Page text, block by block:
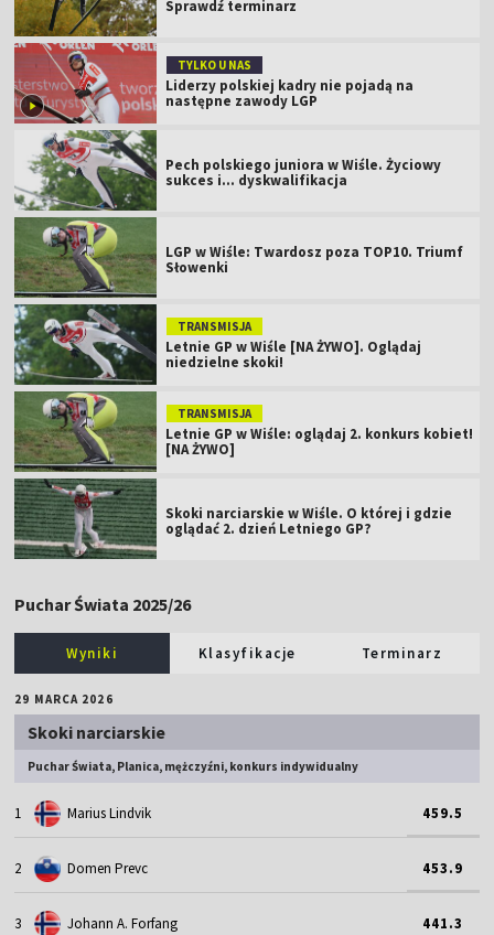
Sprawdź terminarz
TYLKO U NAS
Liderzy polskiej kadry nie pojadą na
następne zawody LGP
Pech polskiego juniora w Wiśle. Życiowy
sukces i... dyskwalifikacja
LGP w Wiśle: Twardosz poza TOP10. Triumf
Słowenki
TRANSMISJA
Letnie GP w Wiśle [NA ŻYWO]. Oglądaj
niedzielne skoki!
TRANSMISJA
Letnie GP w Wiśle: oglądaj 2. konkurs kobiet!
[NA ŻYWO]
Skoki narciarskie w Wiśle. O której i gdzie
oglądać 2. dzień Letniego GP?
Puchar Świata 2025/26
Wyniki Klasyfikacje Terminarz
29 MARCA 2026
Skoki narciarskie
Puchar Świata, Planica, mężczyźni, konkurs indywidualny
1 Marius Lindvik 459.5
2 Domen Prevc 453.9
3 Johann A. Forfang 441.3